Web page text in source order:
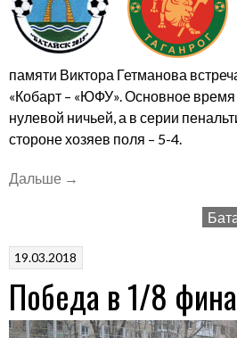
памяти Виктора Гетманова
«Кобарт – «ЮФУ». Основное
нулевой ничьей, а в серии
стороне хозяев поля – 5-4.
Дальше
«Остановка
→
19.03.2018
Победа в 1/8